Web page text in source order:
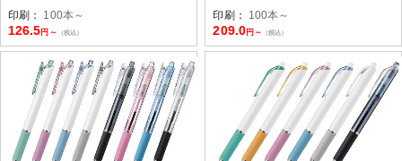
印刷： 100本～
126.5 円～ （税込）
印刷： 100本～
209.0円～ （税込）